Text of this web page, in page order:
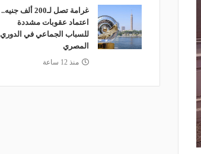
غرامة تصل لـ200 ألف جنيه..
اعتماد عقوبات مشددة
للسباب الجماعي في الدوري
المصري
منذ 12 ساعة